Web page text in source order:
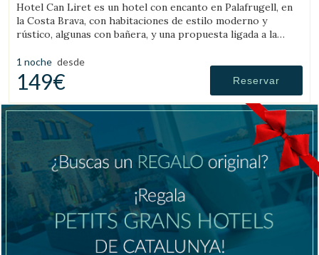
Gestionar mi reserva
Hotel Can Liret es un hotel con encanto en Palafrugell, en
la Costa Brava, con habitaciones de estilo moderno y
rústico, algunas con bañera, y una propuesta ligada a la
1 noche desde
149€ Reservar